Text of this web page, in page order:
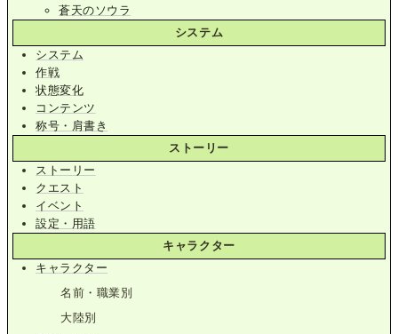
蒼天のソウラ
システム
システム
作戦
状態変化
コンテンツ
称号・肩書き
ストーリー
ストーリー
クエスト
イベント
設定・用語
キャラクター
キャラクター
名前・職業別
大陸別